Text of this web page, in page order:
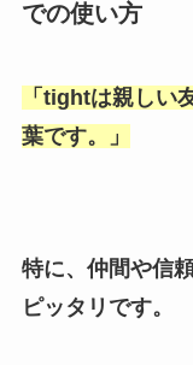
での使い方
「 tightは親しい
葉です。
」
特に、仲間や信
ピッタリです。